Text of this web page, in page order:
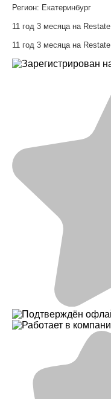
Регион: Екатеринбург
11 год 3 месяца на Restate
11 год 3 месяца на Restate